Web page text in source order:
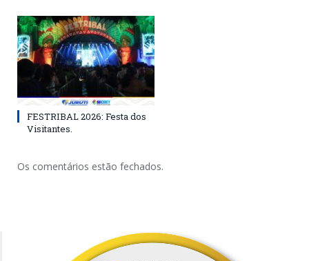
FESTRIBAL 2026: Festa dos
Visitantes.
Os comentários estão fechados.